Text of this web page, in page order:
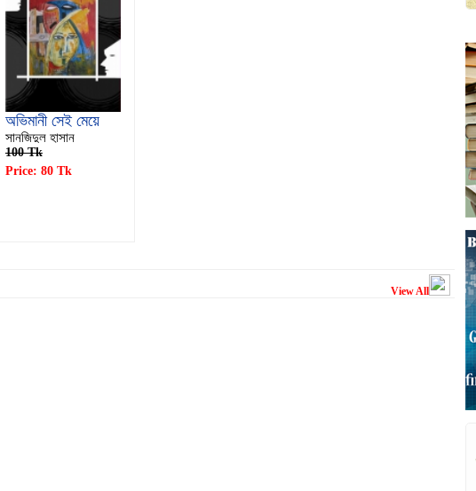
অভিমানী সেই মেয়ে
সানজিদুল হাসান
100 Tk
Price: 80 Tk
View All